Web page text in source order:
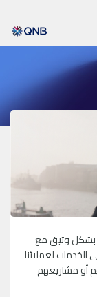
بشكل وثيق مع
لعملائنا
أو مشاريعهم